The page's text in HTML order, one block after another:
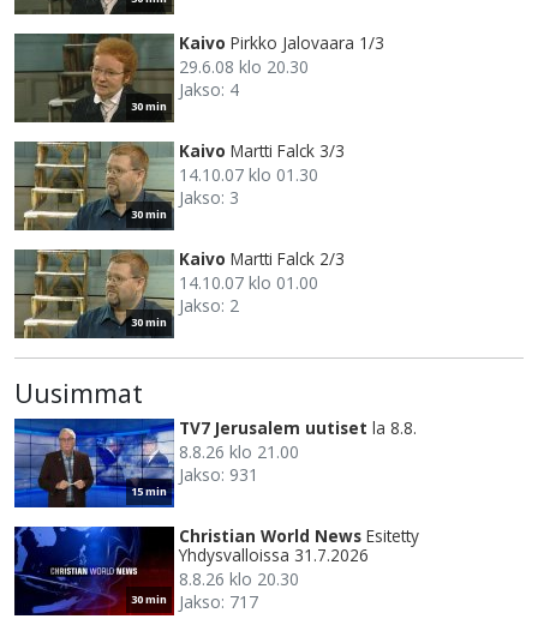
30 min
Kaivo Pirkko Jalovaara 1/3
29.6.08 klo 20.30
Jakso: 4
30 min
Kaivo Martti Falck 3/3
14.10.07 klo 01.30
Jakso: 3
30 min
Kaivo Martti Falck 2/3
14.10.07 klo 01.00
Jakso: 2
Uusimmat
15 min
TV7 Jerusalem uutiset la 8.8.
8.8.26 klo 21.00
Jakso: 931
30 min
Christian World News Esitetty
Yhdysvalloissa 31.7.2026
8.8.26 klo 20.30
Jakso: 717